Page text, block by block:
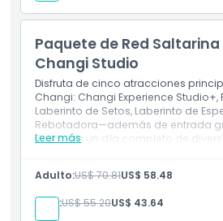
Paquete de Red Saltarina
Changi Studio
Disfruta de cinco atracciones
Changi: Changi Experience Studio+,
Laberinto de Setos, Laberinto de
Rebotadora—además de entrada
Park para un día completo de
Leer más
Inclusiones
Acceso al Puente Canopy,
Adulto:US$ 70.81US$ 58.48
Niño:US$ 55.20US$ 43.64